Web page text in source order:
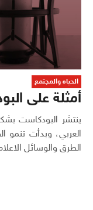
الحياه والمجتمع
أمثلة على
ينتشر البودكاست
العربي، وبدأت تنمو
الطرق والوسائل